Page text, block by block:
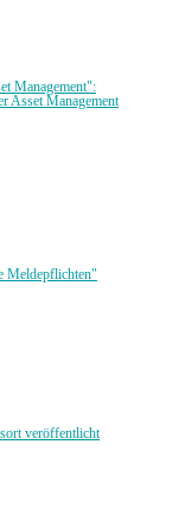
Management":
Asset Management
Meldepflichten"
veröffentlicht